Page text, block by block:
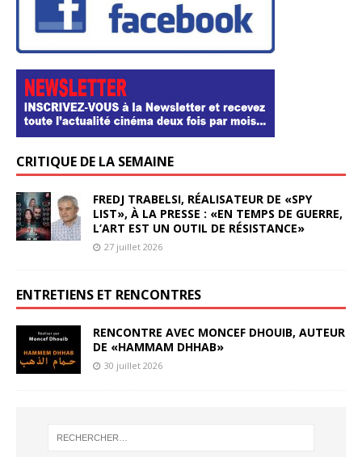
CRITIQUE DE LA SEMAINE
FREDJ TRABELSI, RÉALISATEUR DE «SPY
LIST», À LA PRESSE : «EN TEMPS DE GUERRE,
L’ART EST UN OUTIL DE RÉSISTANCE»
27 juillet 2026
ENTRETIENS ET RENCONTRES
RENCONTRE AVEC MONCEF DHOUIB, AUTEUR
DE «HAMMAM DHHAB»
30 juillet 2026